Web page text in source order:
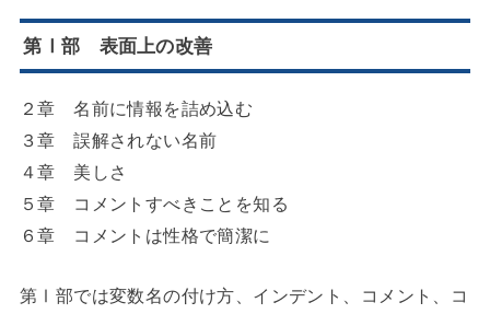
第Ⅰ部 表面上の改善
２章 名前に情報を詰め込む
３章 誤解されない名前
４章 美しさ
５章 コメントすべきことを知る
６章 コメントは性格で簡潔に
第Ⅰ部では変数名の付け方、インデント、コメント、コ